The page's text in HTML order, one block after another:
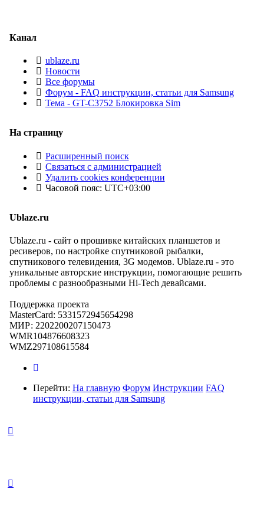
Канал
ublaze.ru
Новости
Все форумы
Форум - FAQ инструкции, статьи для Samsung
Тема - GT-C3752 Блокировка Sim
На страницу
Расширенный поиск
Связаться с администрацией
Удалить cookies конференции
Часовой пояс: UTC+03:00
Ublaze.ru
Ublaze.ru - сайт о прошивке китайских планшетов и
ресиверов, по настройке спутниковой рыбалки,
спутникового телевидения, 3G модемов. Ublaze.ru - это
уникальные авторские инструкции, помогающие решить
проблемы с разнообразными Hi-Tech девайсами.
Поддержка проекта
MasterCard: 5331572945654298
МИР: 2202200207150473
WMR104876608323
WMZ297108615584
Перейти: На главную Форум Инструкции FAQ
инструкции, статьи для Samsung